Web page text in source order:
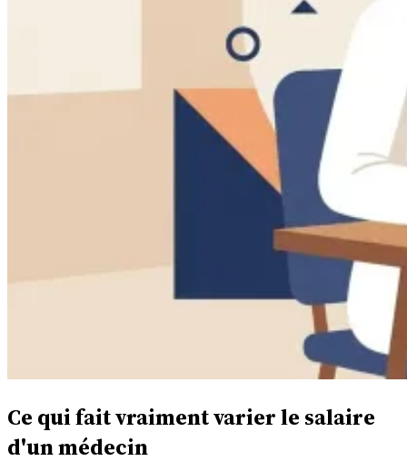
Ce qui fait vraiment varier le salaire
d'un médecin